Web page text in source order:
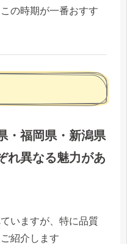
の時期が一番おすす
・福岡県・新潟県
れ異なる魅力があ
いますが、特に品質
紹介します